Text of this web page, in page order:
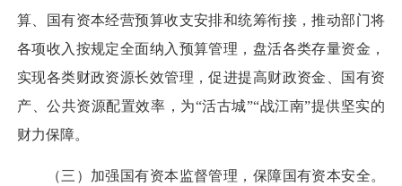
算、国有资本经营预算收支安排和统筹衔接，推动部门将
各项收入按规定全面纳入预算管理，盘活各类存量资金，
实现各类财政资源长效管理，促进提高财政资金、国有资
产、公共资源配置效率，为“活古城”“战江南”提供坚实的
财力保障。
（三）加强国有资本监督管理，保障国有资本安全。